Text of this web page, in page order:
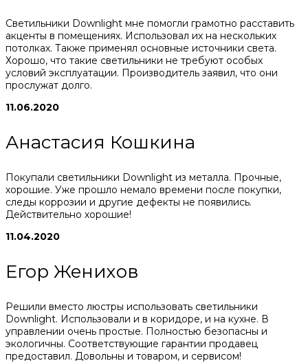
Светильники Downlight мне помогли грамотно расставить
акценты в помещениях. Использовал их на нескольких
потолках. Также применял основные источники света.
Хорошо, что такие светильники не требуют особых
условий эксплуатации. Производитель заявил, что они
прослужат долго.
11.06.2020
Анастасия Кошкина
Покупали светильники Downlight из металла. Прочные,
хорошие. Уже прошло немало времени после покупки,
следы коррозии и другие дефекты не появились.
Действительно хорошие!
11.04.2020
Егор Женихов
Решили вместо люстры использовать светильники
Downlight. Использовали и в коридоре, и на кухне. В
управлении очень простые. Полностью безопасны и
экологичны. Соответствующие гарантии продавец
предоставил. Довольны и товаром, и сервисом!